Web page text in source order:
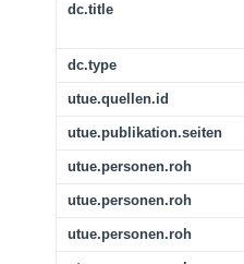
dc.title
dc.type
utue.quellen.id
utue.publikation.seiten
utue.personen.roh
utue.personen.roh
utue.personen.roh